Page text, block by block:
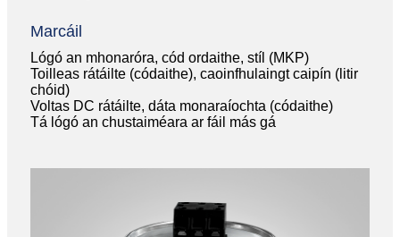
Marcáil
Lógó an mhonaróra, cód ordaithe, stíl (MKP)
Toilleas rátáilte (códaithe), caoinfhulaingt caipín (litir
chóid)
Voltas DC rátáilte, dáta monaraíochta (códaithe)
Tá lógó an chustaiméara ar fáil más gá